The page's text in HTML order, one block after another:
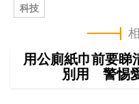
科技
用公廁紙巾前要睇
別用 警惕